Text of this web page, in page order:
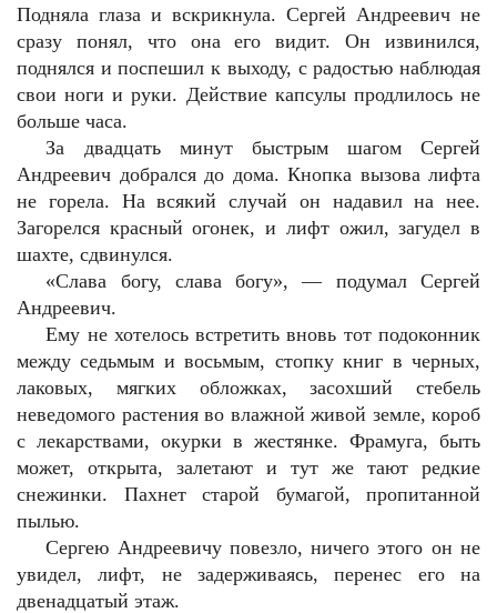
Подняла глаза и вскрикнула. Сергей Андреевич не
сразу понял, что она его видит. Он извинился,
поднялся и поспешил к выходу, с радостью наблюдая
свои ноги и руки. Действие капсулы продлилось не
больше часа.
За двадцать минут быстрым шагом Сергей
Андреевич добрался до дома. Кнопка вызова лифта
не горела. На всякий случай он надавил на нее.
Загорелся красный огонек, и лифт ожил, загудел в
шахте, сдвинулся.
«Слава богу, слава богу», — подумал Сергей
Андреевич.
Ему не хотелось встретить вновь тот подоконник
между седьмым и восьмым, стопку книг в черных,
лаковых, мягких обложках, засохший стебель
неведомого растения во влажной живой земле, короб
с лекарствами, окурки в жестянке. Фрамуга, быть
может, открыта, залетают и тут же тают редкие
снежинки. Пахнет старой бумагой, пропитанной
пылью.
Сергею Андреевичу повезло, ничего этого он не
увидел, лифт, не задерживаясь, перенес его на
двенадцатый этаж.